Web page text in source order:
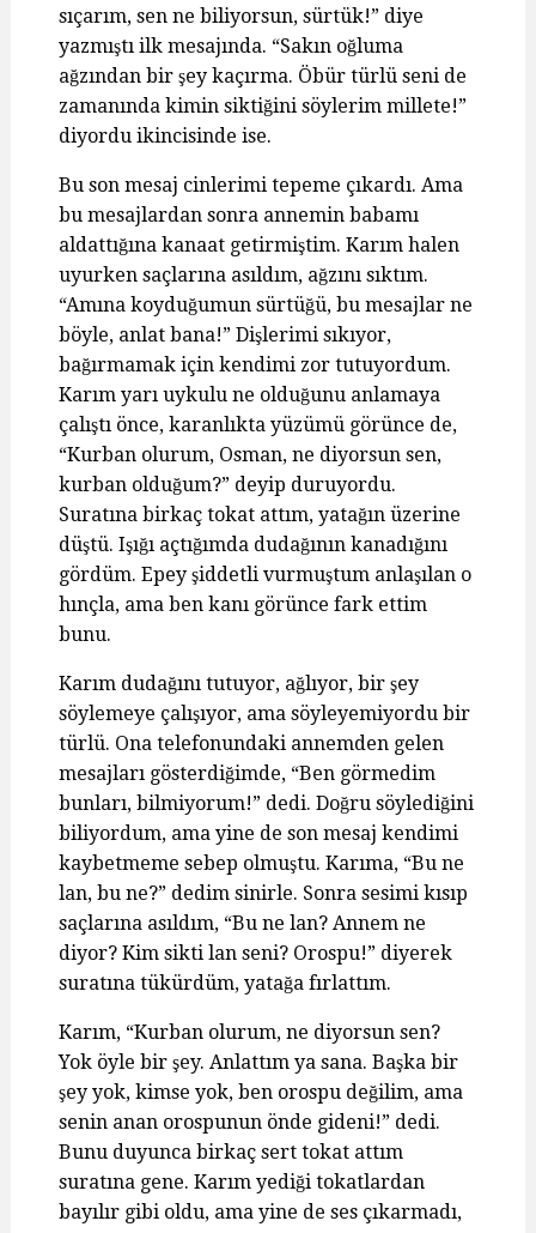
sıçarım, sen ne biliyorsun, sürtük!” diye
yazmıştı ilk mesajında. “Sakın oğluma
ağzından bir şey kaçırma. Öbür türlü seni de
zamanında kimin siktiğini söylerim millete!”
diyordu ikincisinde ise.
Bu son mesaj cinlerimi tepeme çıkardı. Ama
bu mesajlardan sonra annemin babamı
aldattığına kanaat getirmiştim. Karım halen
uyurken saçlarına asıldım, ağzını sıktım.
“Amına koyduğumun sürtüğü, bu mesajlar ne
böyle, anlat bana!” Dişlerimi sıkıyor,
bağırmamak için kendimi zor tutuyordum.
Karım yarı uykulu ne olduğunu anlamaya
çalıştı önce, karanlıkta yüzümü görünce de,
“Kurban olurum, Osman, ne diyorsun sen,
kurban olduğum?” deyip duruyordu.
Suratına birkaç tokat attım, yatağın üzerine
düştü. Işığı açtığımda dudağının kanadığını
gördüm. Epey şiddetli vurmuştum anlaşılan o
hınçla, ama ben kanı görünce fark ettim
bunu.
Karım dudağını tutuyor, ağlıyor, bir şey
söylemeye çalışıyor, ama söyleyemiyordu bir
türlü. Ona telefonundaki annemden gelen
mesajları gösterdiğimde, “Ben görmedim
bunları, bilmiyorum!” dedi. Doğru söylediğini
biliyordum, ama yine de son mesaj kendimi
kaybetmeme sebep olmuştu. Karıma, “Bu ne
lan, bu ne?” dedim sinirle. Sonra sesimi kısıp
saçlarına asıldım, “Bu ne lan? Annem ne
diyor? Kim sikti lan seni? Orospu!” diyerek
suratına tükürdüm, yatağa fırlattım.
Karım, “Kurban olurum, ne diyorsun sen?
Yok öyle bir şey. Anlattım ya sana. Başka bir
şey yok, kimse yok, ben orospu değilim, ama
senin anan orospunun önde gideni!” dedi.
Bunu duyunca birkaç sert tokat attım
suratına gene. Karım yediği tokatlardan
bayılır gibi oldu, ama yine de ses çıkarmadı,